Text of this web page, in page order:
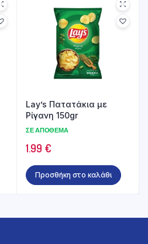
Lay’s Πατατάκια με
Ρίγανη 150gr
ΣΕ ΑΠΌΘΕΜΑ
1.99 €
Προσθήκη στο καλάθι